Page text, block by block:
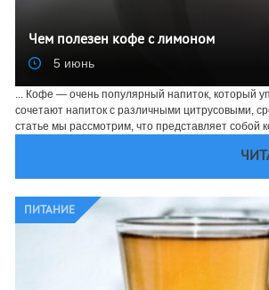
Чем полезен кофе с лимоном
5 июнь
... Кофе — очень популярный напиток, который
сочетают напиток с различными цитрусовыми,
статье мы рассмотрим, что представляет собой
ПИТАНИЕ